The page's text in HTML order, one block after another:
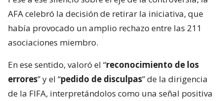
AFA celebró la decisión de retirar la iniciativa, que
había provocado un amplio rechazo entre las 211
asociaciones miembro.
En ese sentido, valoró el “reconocimiento de los
errores” y el “pedido de disculpas” de la dirigencia
de la FIFA, interpretándolos como una señal positiva